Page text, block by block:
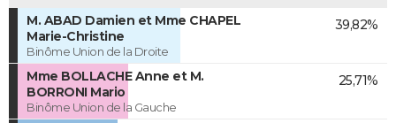
M. ABAD Damien et Mme CHAPEL
Marie-Christine
Binôme Union de la Droite
39,82%
Mme BOLLACHE Anne et M.
BORRONI Mario
Binôme Union de la Gauche
25,71%